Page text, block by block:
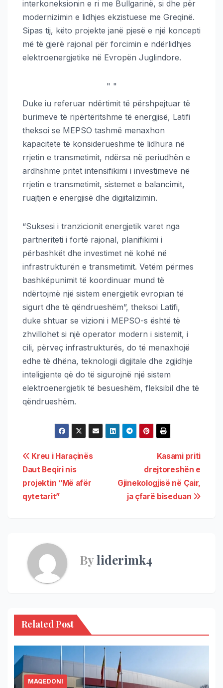
interkoneksionin e ri me Bullgarinë, si dhe për
modernizimin e lidhjes ekzistuese me Greqinë.
Sipas tij, këto projekte janë pjesë e një koncepti
më të gjerë rajonal për forcimin e ndërlidhjes
elektroenergjetike në Evropën Juglindore.
" "
Duke iu referuar ndërtimit të përshpejtuar të
burimeve të ripërtëritshme të energjisë, Latifi
theksoi se MEPSO tashmë menaxhon
kapacitete të konsiderueshme të lidhura në
rrjetin e transmetimit, ndërsa në periudhën e
ardhshme pritet intensifikimi i investimeve në
rrjetin e transmetimit, sistemet e balancimit,
ruajtjen e energjisë dhe digjitalizimin.
“Suksesi i tranzicionit energjetik varet nga
partneriteti i fortë rajonal, planifikimi i
përbashkët dhe investimet në kohë në
infrastrukturën e transmetimit. Vetëm përmes
bashkëpunimit të koordinuar mund të
ndërtojmë një sistem energjetik evropian të
sigurt dhe të qëndrueshëm”, theksoi Latifi,
duke shtuar se vizioni i MEPSO-s është të
zhvillohet si një operator modern i sistemit, i
cili, përveç infrastrukturës, do të menaxhojë
edhe të dhëna, teknologji digjitale dhe zgjidhje
inteligjente që do të sigurojnë një sistem
elektroenergjetik të besueshëm, fleksibil dhe të
qëndrueshëm.
Kasami priti
drejtoreshën e
Gjinekologjisë në Çair,
ja çfarë biseduan
Kreu i Haraçinës
Daut Beqiri nis
projektin “Më afër
qytetarit”
Byliderimk4
Related Post
MAQEDONI